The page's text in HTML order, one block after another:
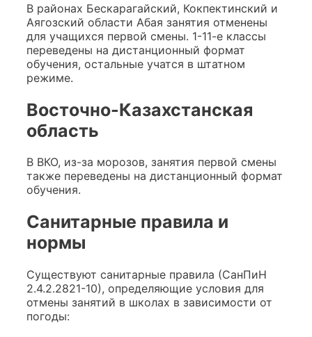
В районах Бескарагайский, Кокпектинский и
Аягозский области Абая занятия отменены
для учащихся первой смены. 1-11-е классы
переведены на дистанционный формат
обучения, остальные учатся в штатном
режиме.
Восточно-Казахстанская
область
В ВКО, из-за морозов, занятия первой смены
также переведены на дистанционный формат
обучения.
Санитарные правила и
нормы
Существуют санитарные правила (СанПиН
2.4.2.2821-10), определяющие условия для
отмены занятий в школах в зависимости от
погоды: